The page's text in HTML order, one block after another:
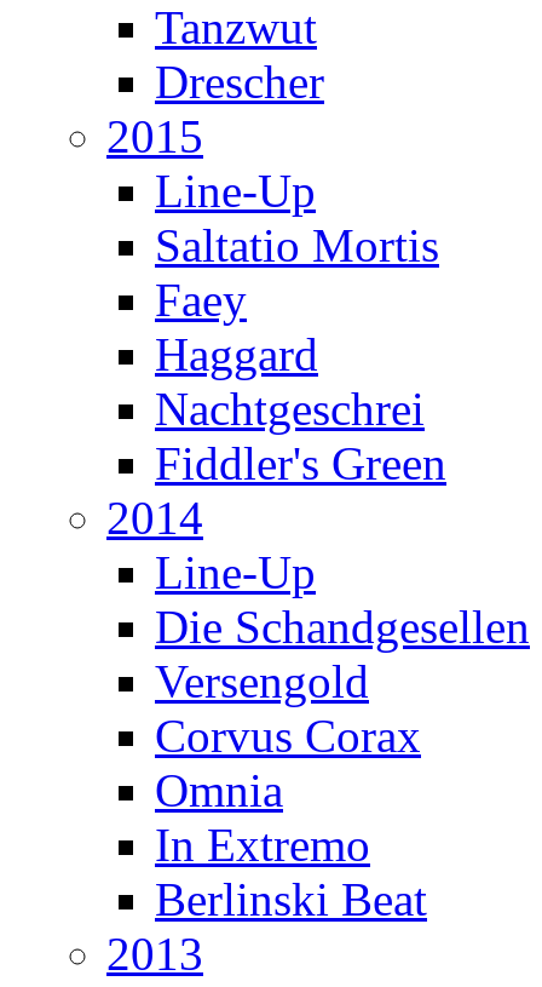
Tanzwut
Drescher
2015
Line-Up
Saltatio Mortis
Faey
Haggard
Nachtgeschrei
Fiddler's Green
2014
Line-Up
Die Schandgesellen
Versengold
Corvus Corax
Omnia
In Extremo
Berlinski Beat
2013